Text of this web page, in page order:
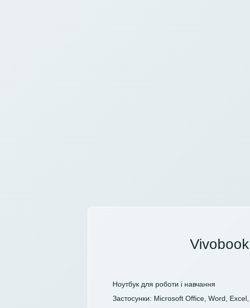
Ноутбук для роботи і навчання
Застосунки: Microsoft Office, Word, Excel,